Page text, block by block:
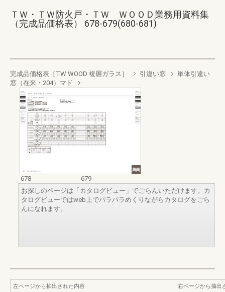
ＴＷ・ＴＷ防火戸・ＴＷ ＷＯＯＤ業務用資料集
（完成品価格表） 678-679(680-681)
完成品価格表［TW WOOD 複層ガラス］ 引違い窓
単体引違い
窓（在来・204）マド
678
679
お探しのページは「カタログビュー」でごらんいただけます。カ
タログビューではweb上でパラパラめくりながらカタログをごら
んになれます。
左ページから抽出された内容
右ページから抽出